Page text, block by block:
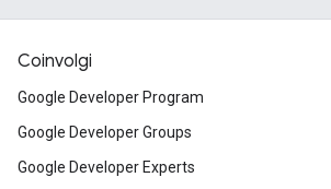
Coinvolgi
Google Developer Program
Google Developer Groups
Google Developer Experts